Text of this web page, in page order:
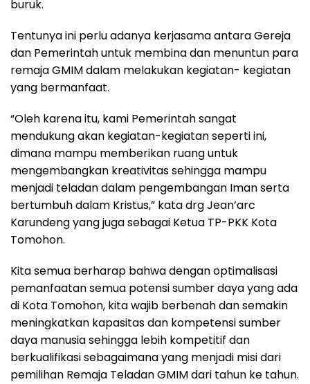
buruk.
Tentunya ini perlu adanya kerjasama antara Gereja
dan Pemerintah untuk membina dan menuntun para
remaja GMIM dalam melakukan kegiatan- kegiatan
yang bermanfaat.
“Oleh karena itu, kami Pemerintah sangat
mendukung akan kegiatan-kegiatan seperti ini,
dimana mampu memberikan ruang untuk
mengembangkan kreativitas sehingga mampu
menjadi teladan dalam pengembangan Iman serta
bertumbuh dalam Kristus,” kata drg Jean’arc
Karundeng yang juga sebagai Ketua TP-PKK Kota
Tomohon.
Kita semua berharap bahwa dengan optimalisasi
pemanfaatan semua potensi sumber daya yang ada
di Kota Tomohon, kita wajib berbenah dan semakin
meningkatkan kapasitas dan kompetensi sumber
daya manusia sehingga lebih kompetitif dan
berkualifikasi sebagaimana yang menjadi misi dari
pemilihan Remaja Teladan GMIM dari tahun ke tahun.